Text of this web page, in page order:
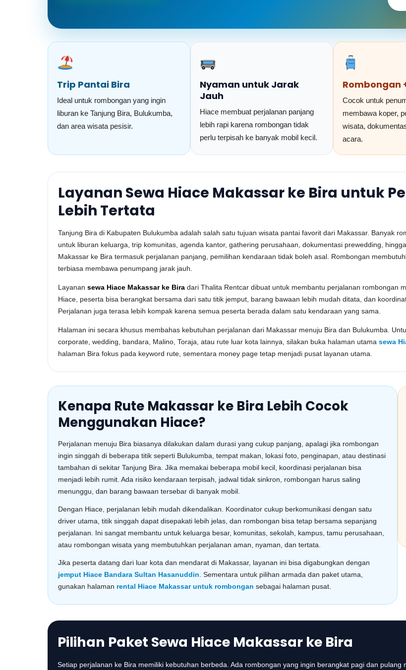
Trip Pantai Bira
Ideal untuk rombongan yang ingin
liburan ke Tanjung Bira, Bulukumba,
dan area wisata pesisir.
Nyaman untuk Jarak
Jauh
Hiace membuat perjalanan panjang
lebih rapi karena rombongan tidak
perlu terpisah ke banyak mobil kecil.
Rombongan
Cocok untuk
membawa koper,
wisata,
acara.
Layanan Sewa Hiace Makassar ke Bira untuk
Lebih Tertata
Tanjung Bira di Kabupaten Bulukumba adalah salah satu tujuan wisata pantai favorit dari Makassar. Banyak
untuk liburan keluarga, trip komunitas, agenda kantor, gathering perusahaan, dokumentasi prewedding,
Makassar ke Bira termasuk perjalanan panjang, pemilihan kendaraan tidak boleh asal. Rombongan
terbiasa membawa penumpang jarak jauh.
Layanan sewa Hiace Makassar ke Bira dari Thalita Rentcar dibuat untuk membantu perjalanan rombongan
Hiace, peserta bisa berangkat bersama dari satu titik jemput, barang bawaan lebih mudah ditata, dan
Perjalanan juga terasa lebih kompak karena semua peserta berada dalam satu kendaraan yang sama.
Halaman ini secara khusus membahas kebutuhan perjalanan dari Makassar menuju Bira dan Bulukumba.
corporate, wedding, bandara, Malino, Toraja, atau rute luar kota lainnya, silakan buka halaman utama sewa
halaman Bira fokus pada keyword rute, sementara money page tetap menjadi pusat layanan utama.
Kenapa Rute Makassar ke Bira Lebih Cocok
Menggunakan Hiace?
Perjalanan menuju Bira biasanya dilakukan dalam durasi yang cukup panjang, apalagi jika rombongan
ingin singgah di beberapa titik seperti Bulukumba, tempat makan, lokasi foto, penginapan, atau destinasi
tambahan di sekitar Tanjung Bira. Jika memakai beberapa mobil kecil, koordinasi perjalanan bisa
menjadi lebih rumit. Ada risiko kendaraan terpisah, jadwal tidak sinkron, rombongan harus saling
menunggu, dan barang bawaan tersebar di banyak mobil.
Dengan Hiace, perjalanan lebih mudah dikendalikan. Koordinator cukup berkomunikasi dengan satu
driver utama, titik singgah dapat disepakati lebih jelas, dan rombongan bisa tetap bersama sepanjang
perjalanan. Ini sangat membantu untuk keluarga besar, komunitas, sekolah, kampus, tamu perusahaan,
atau rombongan wisata yang membutuhkan perjalanan aman, nyaman, dan tertata.
Jika peserta datang dari luar kota dan mendarat di Makassar, layanan ini bisa digabungkan dengan
jemput Hiace Bandara Sultan Hasanuddin . Sementara untuk pilihan armada dan paket utama,
gunakan halaman rental Hiace Makassar untuk rombongan sebagai halaman pusat.
Pilihan Paket Sewa Hiace Makassar ke Bira
Setiap perjalanan ke Bira memiliki kebutuhan berbeda. Ada rombongan yang ingin berangkat pagi dan